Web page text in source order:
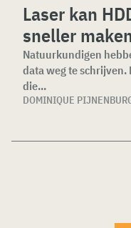
Laser kan
sneller
Natuurkundigen
data weg te schrijven.
die...
DOMINIQUE